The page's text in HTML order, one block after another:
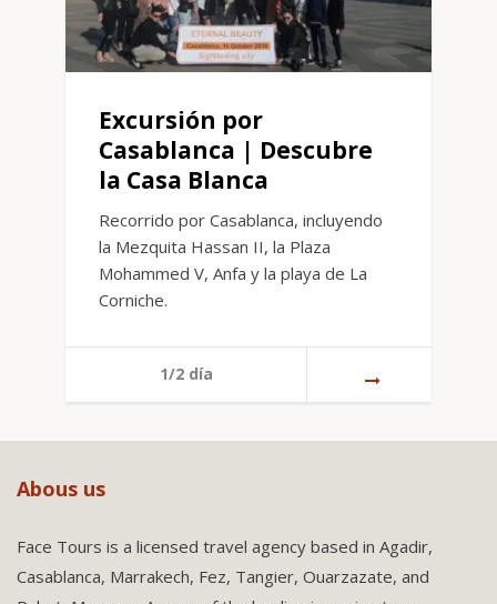
Excursión por
Casablanca | Descubre
la Casa Blanca
Recorrido por Casablanca, incluyendo
la Mezquita Hassan II, la Plaza
Mohammed V, Anfa y la playa de La
Corniche.
1/2 día
Abous us
Face Tours is a licensed travel agency based in Agadir,
Casablanca, Marrakech, Fez, Tangier, Ouarzazate, and